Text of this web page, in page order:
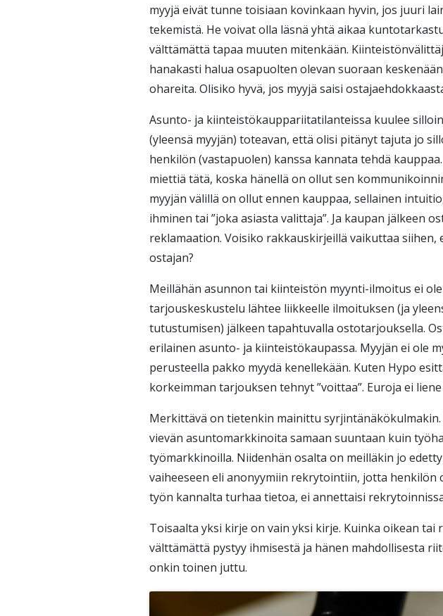
myyjä eivät tunne toisiaan kovinkaan hyvin, jos juuri
tekemistä. He voivat olla läsnä yhtä aikaa
välttämättä tapaa muuten mitenkään.
hanakasti halua osapuolten olevan suoraan
ohareita. Olisiko hyvä, jos myyjä saisi
Asunto- ja kiinteistökauppariitatilanteissa kuulee
(yleensä myyjän) toteavan, että olisi pitänyt tajuta jo
henkilön (vastapuolen) kanssa kannata tehdä
miettiä tätä, koska hänellä on ollut sen
myyjän välillä on ollut ennen kauppaa, sellainen
ihminen tai ”joka asiasta valittaja”. Ja kaupan jälkeen
reklamaation. Voisiko rakkauskirjeillä vaikuttaa siihen,
ostajan?
Meillähän asunnon tai kiinteistön myynti-ilmoitus ei
tarjouskeskustelu lähtee liikkeelle ilmoituksen (ja
tutustumisen) jälkeen tapahtuvalla ostotarjouksella.
erilainen asunto- ja kiinteistökaupassa. Myyjän ei ole
perusteella pakko myydä kenellekään. Kuten Hypo
korkeimman tarjouksen tehnyt ”voittaa”. Euroja ei
Merkittävä on tietenkin mainittu
vievän asuntomarkkinoita samaan suuntaan kuin
työmarkkinoilla. Niidenhän osalta on meilläkin jo
vaiheeseen eli anonyymiin rekrytointiin, jotta henkilön
työn kannalta turhaa tietoa, ei annettaisi
Toisaalta yksi kirje on vain yksi kirje. Kuinka oikean tai
välttämättä pystyy ihmisestä ja hänen mahdollisesta
onkin toinen juttu.